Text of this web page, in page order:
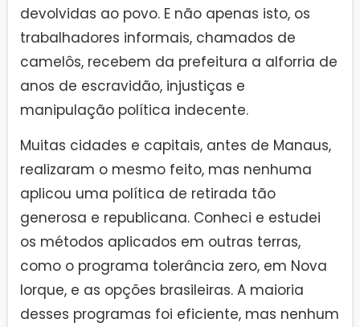
devolvidas ao povo. E não apenas isto, os
trabalhadores informais, chamados de
camelôs, recebem da prefeitura a alforria de
anos de escravidão, injustiças e
manipulação política indecente.
Muitas cidades e capitais, antes de Manaus,
realizaram o mesmo feito, mas nenhuma
aplicou uma política de retirada tão
generosa e republicana. Conheci e estudei
os métodos aplicados em outras terras,
como o programa tolerância zero, em Nova
Iorque, e as opções brasileiras. A maioria
desses programas foi eficiente, mas nenhum